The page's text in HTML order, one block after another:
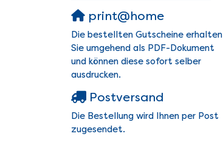
print@home
Die bestellten Gutscheine erhalten
Sie umgehend als PDF-Dokument
und können diese sofort selber
ausdrucken.
Postversand
Die Bestellung wird Ihnen per Post
zugesendet.